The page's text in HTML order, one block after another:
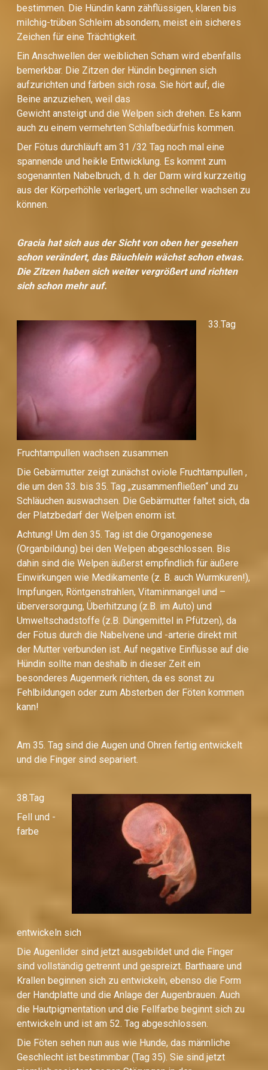
bestimmen. Die Hündin kann zähflüssigen, klaren bis
milchig-trüben Schleim absondern, meist ein sicheres
Zeichen für eine Trächtigkeit.
Ein Anschwellen der weiblichen Scham wird ebenfalls
bemerkbar. Die Zitzen der Hündin beginnen sich
aufzurichten und färben sich rosa. Sie hört auf, die
Beine anzuziehen, weil das
Gewicht ansteigt und die Welpen sich drehen. Es kann
auch zu einem vermehrten Schlafbedürfnis kommen.
Der Fötus durchläuft am 31 /32 Tag noch mal eine
spannende und heikle Entwicklung. Es kommt zum
sogenannten Nabelbruch, d. h. der Darm wird kurzzeitig
aus der Körperhöhle verlagert, um schneller wachsen zu
können.
Gracia hat sich aus der Sicht von oben her gesehen
schon verändert, das Bäuchlein wächst schon etwas.
Die Zitzen haben sich weiter vergrößert und richten
sich schon mehr auf.
33.Tag
Fruchtampullen wachsen zusammen
Die Gebärmutter zeigt zunächst oviole Fruchtampullen ,
die um den 33. bis 35. Tag „zusammenfließen“ und zu
Schläuchen auswachsen. Die Gebärmutter faltet sich, da
der Platzbedarf der Welpen enorm ist.
Achtung! Um den 35. Tag ist die Organogenese
(Organbildung) bei den Welpen abgeschlossen. Bis
dahin sind die Welpen äußerst empfindlich für äußere
Einwirkungen wie Medikamente (z. B. auch Wurmkuren!),
Impfungen, Röntgenstrahlen, Vitaminmangel und –
überversorgung, Überhitzung (z.B. im Auto) und
Umweltschadstoffe (z.B. Düngemittel in Pfützen), da
der Fötus durch die Nabelvene und -arterie direkt mit
der Mutter verbunden ist. Auf negative Einflüsse auf die
Hündin sollte man deshalb in dieser Zeit ein
besonderes Augenmerk richten, da es sonst zu
Fehlbildungen oder zum Absterben der Föten kommen
kann!
Am 35. Tag sind die Augen und Ohren fertig entwickelt
und die Finger sind separiert.
38.Tag
Fell und -
farbe
entwickeln sich
Die Augenlider sind jetzt ausgebildet und die Finger
sind vollständig getrennt und gespreizt. Barthaare und
Krallen beginnen sich zu entwickeln, ebenso die Form
der Handplatte und die Anlage der Augenbrauen. Auch
die Hautpigmentation und die Fellfarbe beginnt sich zu
entwickeln und ist am 52. Tag abgeschlossen.
Die Föten sehen nun aus wie Hunde, das männliche
Geschlecht ist bestimmbar (Tag 35). Sie sind jetzt